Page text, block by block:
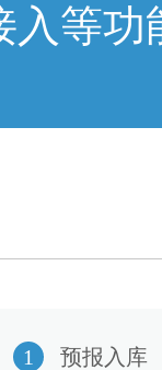
入等
1 预报入库